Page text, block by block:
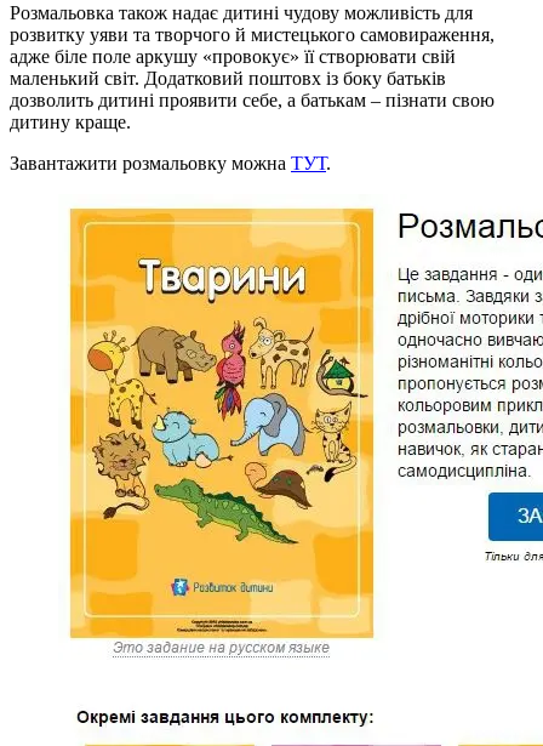
Розмальовка також надає дитині чудову можливість для
розвитку уяви та творчого й мистецького самовираження,
адже біле поле аркушу «провокує» її створювати свій
маленький світ. Додатковий поштовх із боку батьків
дозволить дитині проявити себе, а батькам – пізнати свою
дитину краще.
Завантажити розмальовку можна ТУТ.